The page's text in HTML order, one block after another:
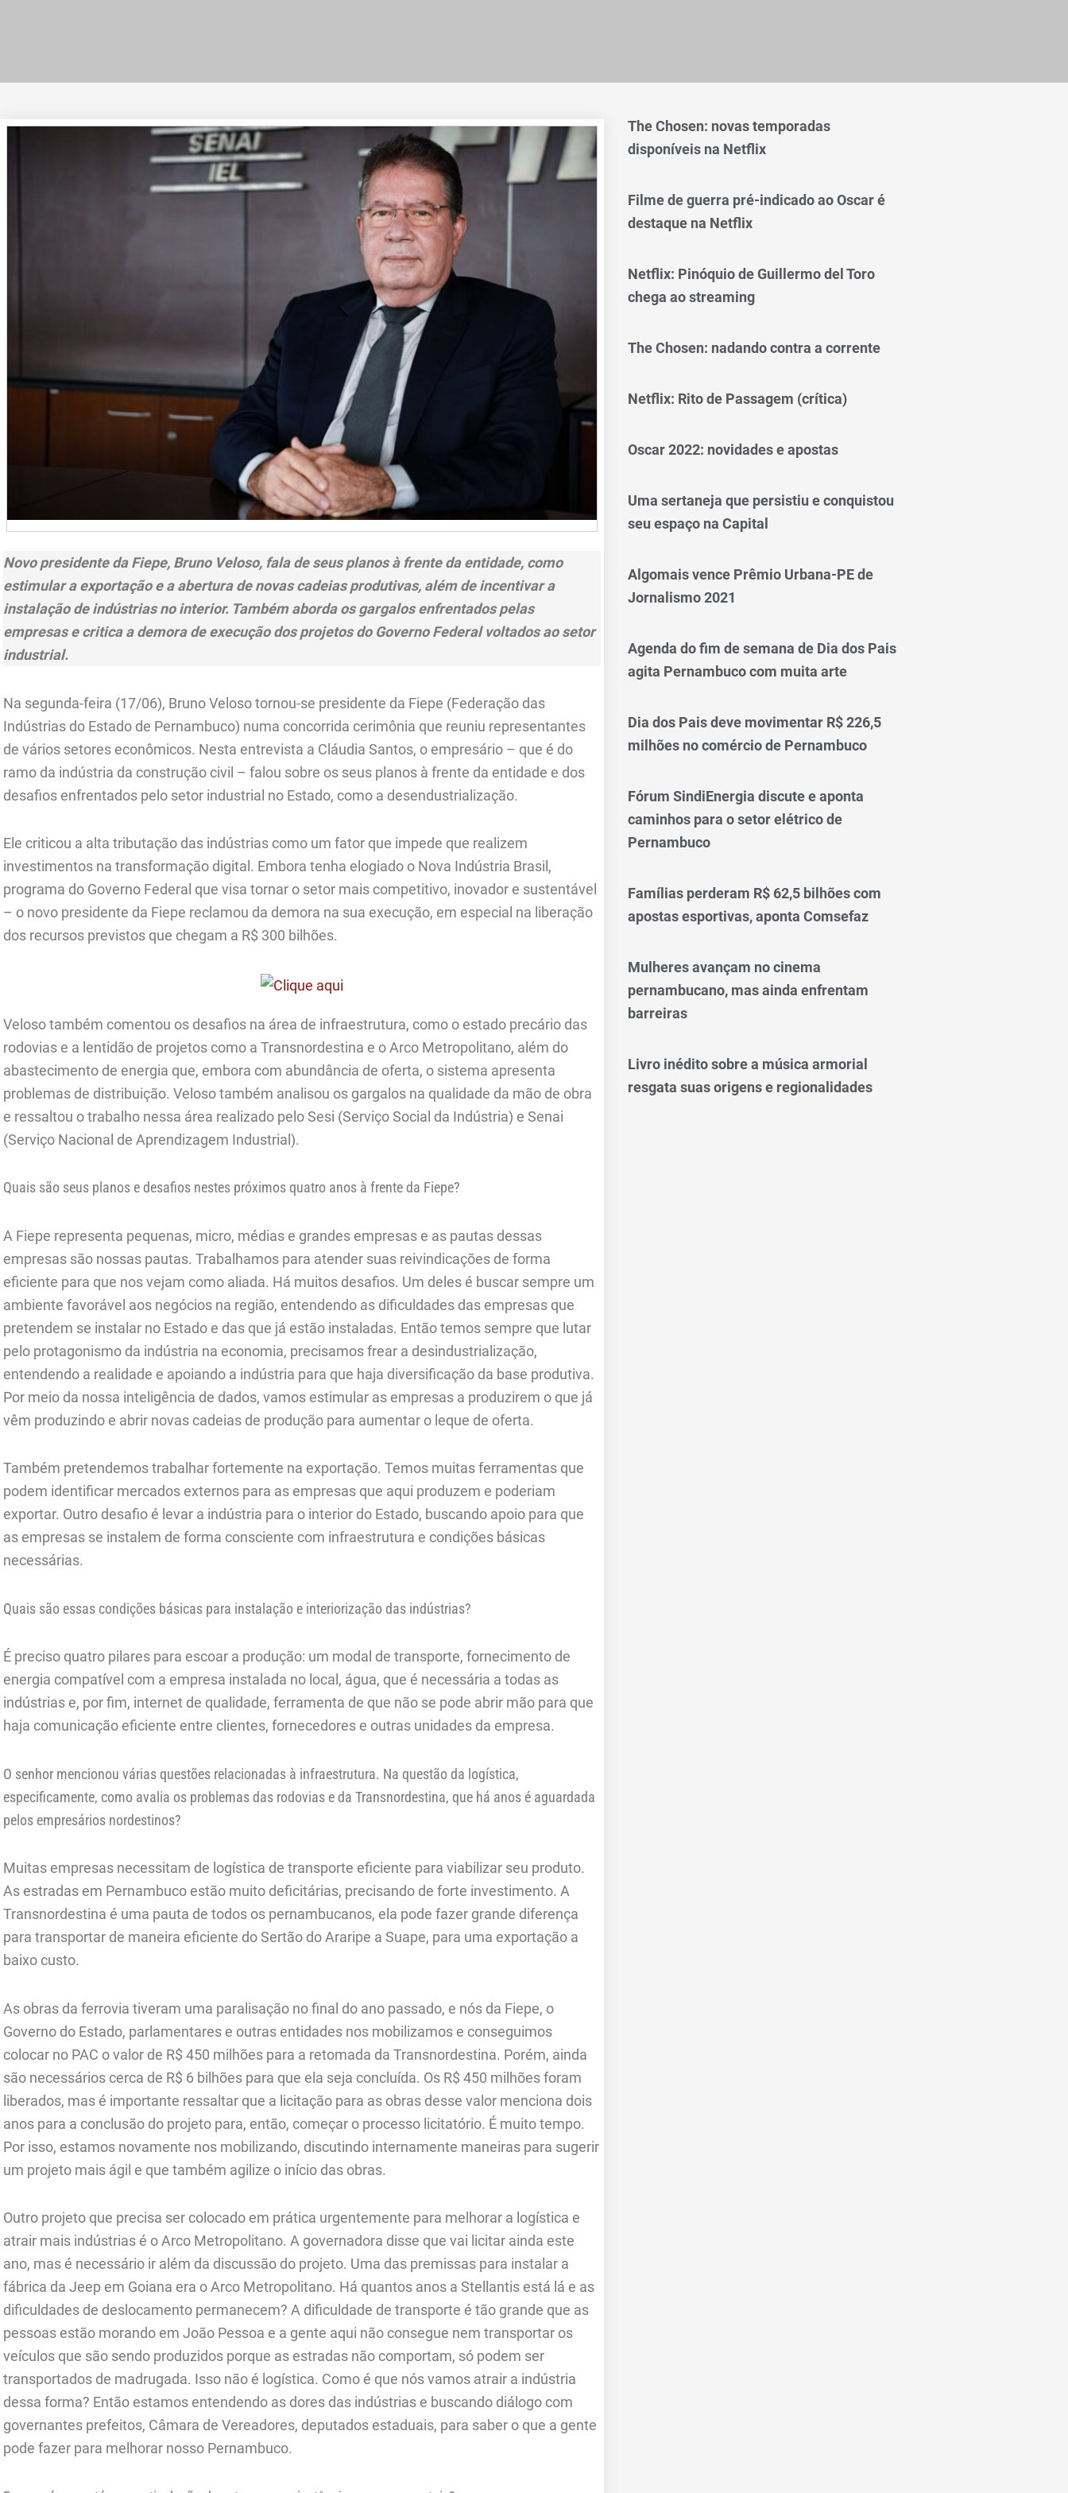
Novo presidente da Fiepe, Bruno Veloso, fala de seus planos à frente da entidade, como
estimular a exportação e a abertura de novas cadeias produtivas, além de incentivar a
instalação de indústrias no interior. Também aborda os gargalos enfrentados pelas
empresas e critica a demora de execução dos projetos do Governo Federal voltados ao setor
industrial.
Na segunda-feira (17/06), Bruno Veloso tornou-se presidente da Fiepe (Federação das
Indústrias do Estado de Pernambuco) numa concorrida cerimônia que reuniu representantes
de vários setores econômicos. Nesta entrevista a Cláudia Santos, o empresário – que é do
ramo da indústria da construção civil – falou sobre os seus planos à frente da entidade e dos
desafios enfrentados pelo setor industrial no Estado, como a desendustrialização.
Ele criticou a alta tributação das indústrias como um fator que impede que realizem
investimentos na transformação digital. Embora tenha elogiado o Nova Indústria Brasil,
programa do Governo Federal que visa tornar o setor mais competitivo, inovador e sustentável
– o novo presidente da Fiepe reclamou da demora na sua execução, em especial na liberação
dos recursos previstos que chegam a R$ 300 bilhões.
Veloso também comentou os desafios na área de infraestrutura, como o estado precário das
rodovias e a lentidão de projetos como a Transnordestina e o Arco Metropolitano, além do
abastecimento de energia que, embora com abundância de oferta, o sistema apresenta
problemas de distribuição. Veloso também analisou os gargalos na qualidade da mão de obra
e ressaltou o trabalho nessa área realizado pelo Sesi (Serviço Social da Indústria) e Senai
(Serviço Nacional de Aprendizagem Industrial).
Quais são seus planos e desafios nestes próximos quatro anos à frente da Fiepe?
A Fiepe representa pequenas, micro, médias e grandes empresas e as pautas dessas
empresas são nossas pautas. Trabalhamos para atender suas reivindicações de forma
eficiente para que nos vejam como aliada. Há muitos desafios. Um deles é buscar sempre um
ambiente favorável aos negócios na região, entendendo as dificuldades das empresas que
pretendem se instalar no Estado e das que já estão instaladas. Então temos sempre que lutar
pelo protagonismo da indústria na economia, precisamos frear a desindustrialização,
entendendo a realidade e apoiando a indústria para que haja diversificação da base produtiva.
Por meio da nossa inteligência de dados, vamos estimular as empresas a produzirem o que já
vêm produzindo e abrir novas cadeias de produção para aumentar o leque de oferta.
Também pretendemos trabalhar fortemente na exportação. Temos muitas ferramentas que
podem identificar mercados externos para as empresas que aqui produzem e poderiam
exportar. Outro desafio é levar a indústria para o interior do Estado, buscando apoio para que
as empresas se instalem de forma consciente com infraestrutura e condições básicas
necessárias.
Quais são essas condições básicas para instalação e interiorização das indústrias?
É preciso quatro pilares para escoar a produção: um modal de transporte, fornecimento de
energia compatível com a empresa instalada no local, água, que é necessária a todas as
indústrias e, por fim, internet de qualidade, ferramenta de que não se pode abrir mão para que
haja comunicação eficiente entre clientes, fornecedores e outras unidades da empresa.
O senhor mencionou várias questões relacionadas à infraestrutura. Na questão da logística,
especificamente, como avalia os problemas das rodovias e da Transnordestina, que há anos é aguardada
pelos empresários nordestinos?
Muitas empresas necessitam de logística de transporte eficiente para viabilizar seu produto.
As estradas em Pernambuco estão muito deficitárias, precisando de forte investimento. A
Transnordestina é uma pauta de todos os pernambucanos, ela pode fazer grande diferença
para transportar de maneira eficiente do Sertão do Araripe a Suape, para uma exportação a
baixo custo.
As obras da ferrovia tiveram uma paralisação no final do ano passado, e nós da Fiepe, o
Governo do Estado, parlamentares e outras entidades nos mobilizamos e conseguimos
colocar no PAC o valor de R$ 450 milhões para a retomada da Transnordestina. Porém, ainda
são necessários cerca de R$ 6 bilhões para que ela seja concluída. Os R$ 450 milhões foram
liberados, mas é importante ressaltar que a licitação para as obras desse valor menciona dois
anos para a conclusão do projeto para, então, começar o processo licitatório. É muito tempo.
Por isso, estamos novamente nos mobilizando, discutindo internamente maneiras para sugerir
um projeto mais ágil e que também agilize o início das obras.
Outro projeto que precisa ser colocado em prática urgentemente para melhorar a logística e
atrair mais indústrias é o Arco Metropolitano. A governadora disse que vai licitar ainda este
ano, mas é necessário ir além da discussão do projeto. Uma das premissas para instalar a
fábrica da Jeep em Goiana era o Arco Metropolitano. Há quantos anos a Stellantis está lá e as
dificuldades de deslocamento permanecem? A dificuldade de transporte é tão grande que as
pessoas estão morando em João Pessoa e a gente aqui não consegue nem transportar os
veículos que são sendo produzidos porque as estradas não comportam, só podem ser
transportados de madrugada. Isso não é logística. Como é que nós vamos atrair a indústria
dessa forma? Então estamos entendendo as dores das indústrias e buscando diálogo com
governantes prefeitos, Câmara de Vereadores, deputados estaduais, para saber o que a gente
pode fazer para melhorar nosso Pernambuco.
The Chosen: novas temporadas
disponíveis na Netflix
Filme de guerra pré-indicado ao Oscar é
destaque na Netflix
Netflix: Pinóquio de Guillermo del Toro
chega ao streaming
The Chosen: nadando contra a corrente
Netflix: Rito de Passagem (crítica)
Oscar 2022: novidades e apostas
Uma sertaneja que persistiu e conquistou
seu espaço na Capital
Algomais vence Prêmio Urbana-PE de
Jornalismo 2021
Agenda do fim de semana de Dia dos Pais
agita Pernambuco com muita arte
Dia dos Pais deve movimentar R$ 226,5
milhões no comércio de Pernambuco
Fórum SindiEnergia discute e aponta
caminhos para o setor elétrico de
Pernambuco
Famílias perderam R$ 62,5 bilhões com
apostas esportivas, aponta Comsefaz
Mulheres avançam no cinema
pernambucano, mas ainda enfrentam
barreiras
Livro inédito sobre a música armorial
resgata suas origens e regionalidades